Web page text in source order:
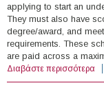
applying to start an
They must also have
degree/award, and
requirements. These
are paid across a
Διαβάστε περισσότερα